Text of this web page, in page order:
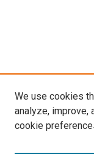
We use cookies
analyze, improve,
cookie